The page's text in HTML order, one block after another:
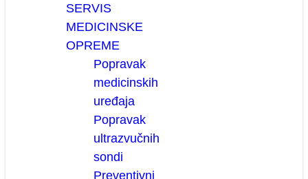
SERVIS
MEDICINSKE
OPREME
Popravak
medicinskih
uređaja
Popravak
ultrazvučnih
sondi
Preventivni